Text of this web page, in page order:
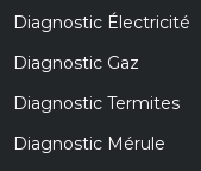
Diagnostic Électricité
Diagnostic Gaz
Diagnostic Termites
Diagnostic Mérule